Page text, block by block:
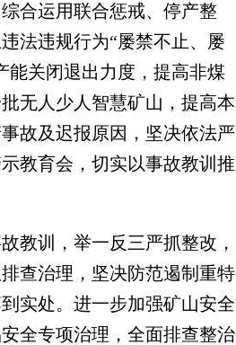
合运用联合惩戒、停产整
法违规行为“屡禁不止、屡
能关闭退出力度，提高非煤
无人少人智慧矿山，提高本
故及迟报原因，坚决依法严
教育会，切实以事故教训推
训，举一反三严抓整改，
查治理，坚决防范遏制重特
实处。进一步加强矿山安全
全专项治理，全面排查整治